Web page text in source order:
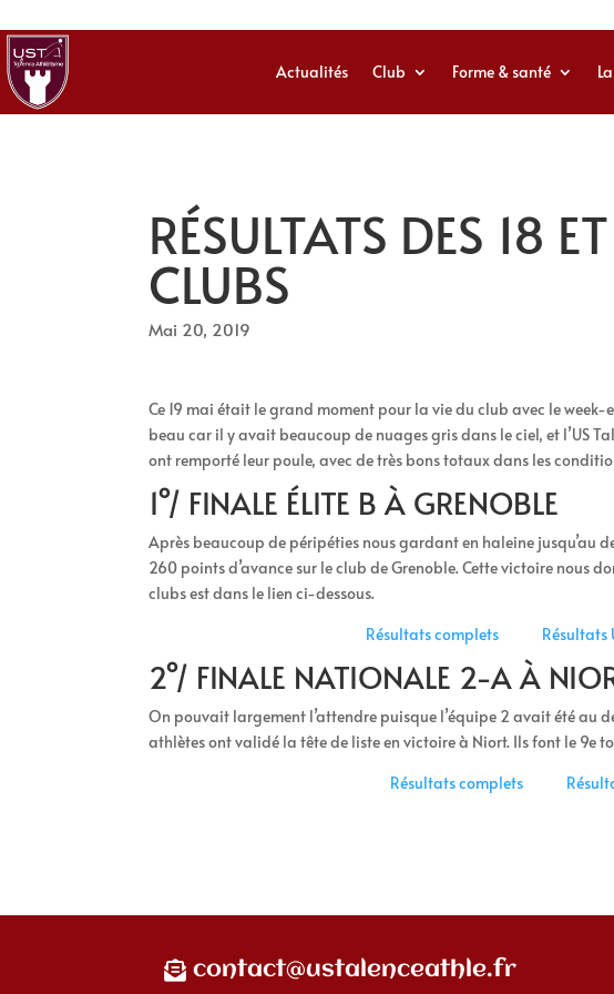
Actualités Club Forme & santé
RÉSULTATS DES 18
CLUBS
Mai 20, 2019
Ce 19 mai était le grand moment pour la vie du club avec le
beau car il y avait beaucoup de nuages gris dans le ciel, et l’US
ont remporté leur poule, avec de très bons totaux dans les
1°/ FINALE ÉLITE B À GRENOBLE
Après beaucoup de péripéties nous gardant en haleine jusqu’au
260 points d’avance sur le club de Grenoble. Cette victoire nous
clubs est dans le lien ci-dessous.
Résultats complets
Résultats
2°/ FINALE NATIONALE 2-A À
On pouvait largement l’attendre puisque l’équipe 2 avait été au
athlètes ont validé la tête de liste en victoire à Niort. Ils font le 9e
Résultats complets
contact@ustalenceathle.fr